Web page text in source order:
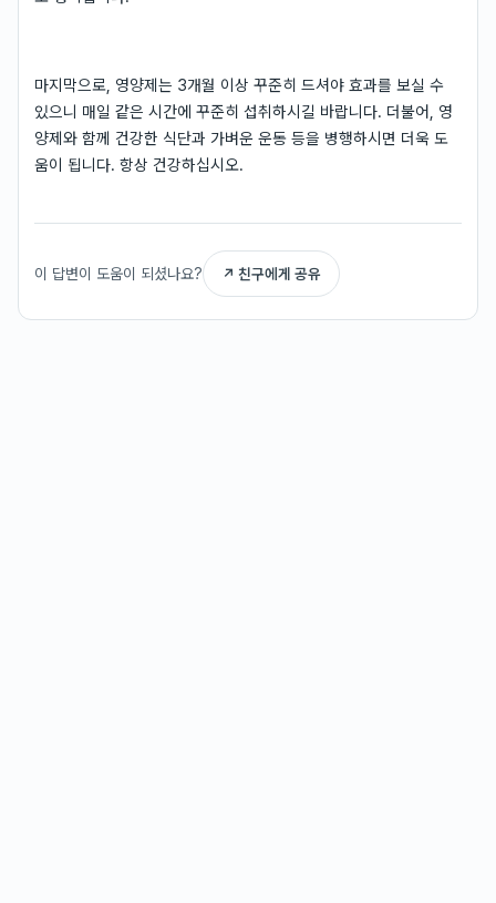
마지막으로, 영양제는 3개월 이상 꾸준히 드셔야 효과를 보실 수
있으니 매일 같은 시간에 꾸준히 섭취하시길 바랍니다. 더불어, 영
양제와 함께 건강한 식단과 가벼운 운동 등을 병행하시면 더욱 도
움이 됩니다. 항상 건강하십시오.
이 답변이 도움이 되셨나요? ↗ 친구에게 공유